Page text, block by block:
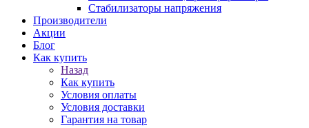
Стабилизаторы напряжения
Производители
Акции
Блог
Как купить
Назад
Как купить
Условия оплаты
Условия доставки
Гарантия на товар